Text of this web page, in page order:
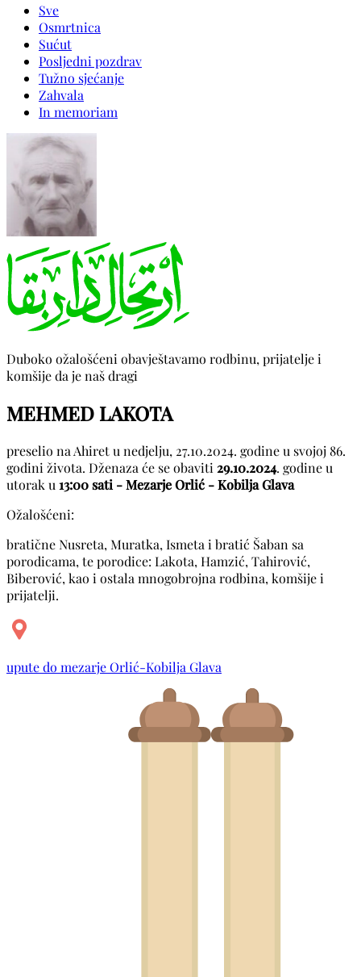
Sve
Osmrtnica
Sućut
Posljedni pozdrav
Tužno sjećanje
Zahvala
In memoriam
Duboko ožalošćeni obavještavamo rodbinu, prijatelje i
komšije da je naš dragi
MEHMED LAKOTA
preselio na Ahiret u nedjelju, 27.10.2024. godine u svojoj 86.
godini života. Dženaza će se obaviti 29.10.2024. godine u
utorak u 13:00 sati - Mezarje Orlić - Kobilja Glava
Ožalošćeni:
bratične Nusreta, Muratka, Ismeta i bratić Šaban sa
porodicama, te porodice: Lakota, Hamzić, Tahirović,
Biberović, kao i ostala mnogobrojna rodbina, komšije i
prijatelji.
upute do mezarje Orlić-Kobilja Glava